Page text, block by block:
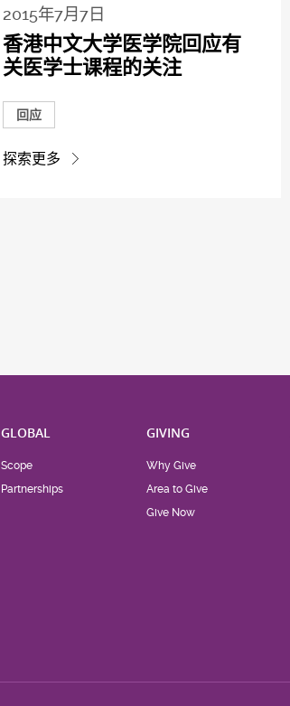
2015年7月7日
香港中文大学医学院回应有
关医学士课程的关注
回应
探索更多
GLOBAL
Scope
Partnerships
GIVING
Why Give
Area to Give
Give Now